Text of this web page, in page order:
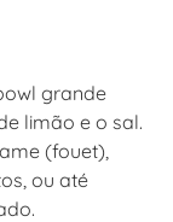
grande
limão e o sal.
(fouet),
ou até